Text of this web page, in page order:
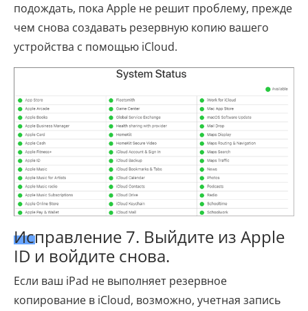
подождать, пока Apple не решит проблему, прежде
чем снова создавать резервную копию вашего
устройства с помощью iCloud.
Исправление 7. Выйдите из Apple
ID и войдите снова.
Если ваш iPad не выполняет резервное
копирование в iCloud, возможно, учетная запись